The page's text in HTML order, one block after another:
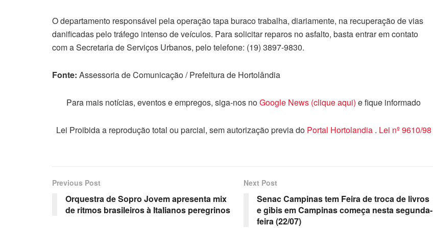
O departamento responsável pela operação tapa buraco trabalha, diariamente, na recuperação de vias
danificadas pelo tráfego intenso de veículos. Para solicitar reparos no asfalto, basta entrar em contato
com a Secretaria de Serviços Urbanos, pelo telefone: (19) 3897-9830.
Fonte: Assessoria de Comunicação / Prefeitura de Hortolândia
Para mais notícias, eventos e empregos, siga-nos noGoogle News (clique aqui) e fique informado
Lei Proibida a reprodução total ou parcial, sem autorização previa do Portal Hortolandia . Lei nº 9610/98
Previous Post
Orquestra de Sopro Jovem apresenta mix
de ritmos brasileiros à Italianos peregrinos
Next Post
Senac Campinas tem Feira de troca de livros
e gibis em Campinas começa nesta segunda-
feira (22/07)